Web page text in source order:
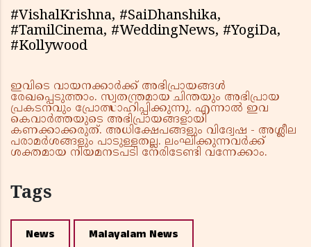
#VishalKrishna, #SaiDhanshika,
#TamilCinema, #WeddingNews, #YogiDa,
#Kollywood
ഇവിടെ വായനക്കാർക്ക് അഭിപ്രായങ്ങൾ
രേഖപ്പെടുത്താം. സ്വതന്ത്രമായ ചിന്തയും അഭിപ്രായ
പ്രകടനവും പ്രോത്സാഹിപ്പിക്കുന്നു. എന്നാൽ ഇവ
കെവാർത്തയുടെ അഭിപ്രായങ്ങളായി
കണക്കാക്കരുത്. അധിക്ഷേപങ്ങളും വിദ്വേഷ - അശ്ലീല
പരാമർശങ്ങളും പാടുള്ളതല്ല. ലംഘിക്കുന്നവർക്ക്
ശക്തമായ നിയമനടപടി നേരിടേണ്ടി വന്നേക്കാം.
Tags
News Malayalam News